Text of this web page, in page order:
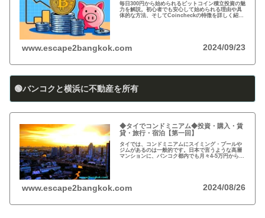
毎日300円から始められるビットコイン積立投資の魅
力を解説。初心者でも安心して始められる理由や具
体的な方法、そしてCoincheckの特徴を詳しく紹
www.escape2bangkok.com 2024/09/23
🟢バンコクと横浜に不動産を所有
◆タイでコンドミニアム◆投資・購入・賃
貸・旅行・宿泊【第一回】
タイでは、コンドミニアムにスイミング・プールや
ジムがあるのは一般的です。日本で言うような高層
マンションに、バンコク都内でも月々4-5万円から賃
www.escape2bangkok.com 2024/08/26